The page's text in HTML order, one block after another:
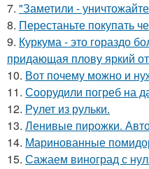
7. "Заметили -
8. Перестаньте покупать
9. Куркума - это гораздо
придающая плову яркий
10. Вот почему можно и
11. Соорудили погреб на
12. Рулет из рульки.
13. Ленивые пирожки.
14. Маринованные
15. Сажаем виноград с